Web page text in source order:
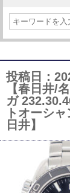
投稿日：
【春日井/
ガ
トオーシ
日井】